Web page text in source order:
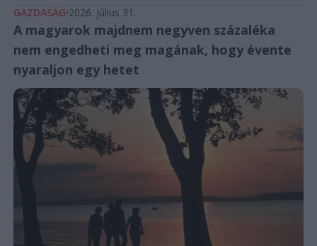
GAZDASÁG 2026. július 31.
A magyarok majdnem negyven százaléka
nem engedheti meg magának, hogy évente
nyaraljon egy hetet